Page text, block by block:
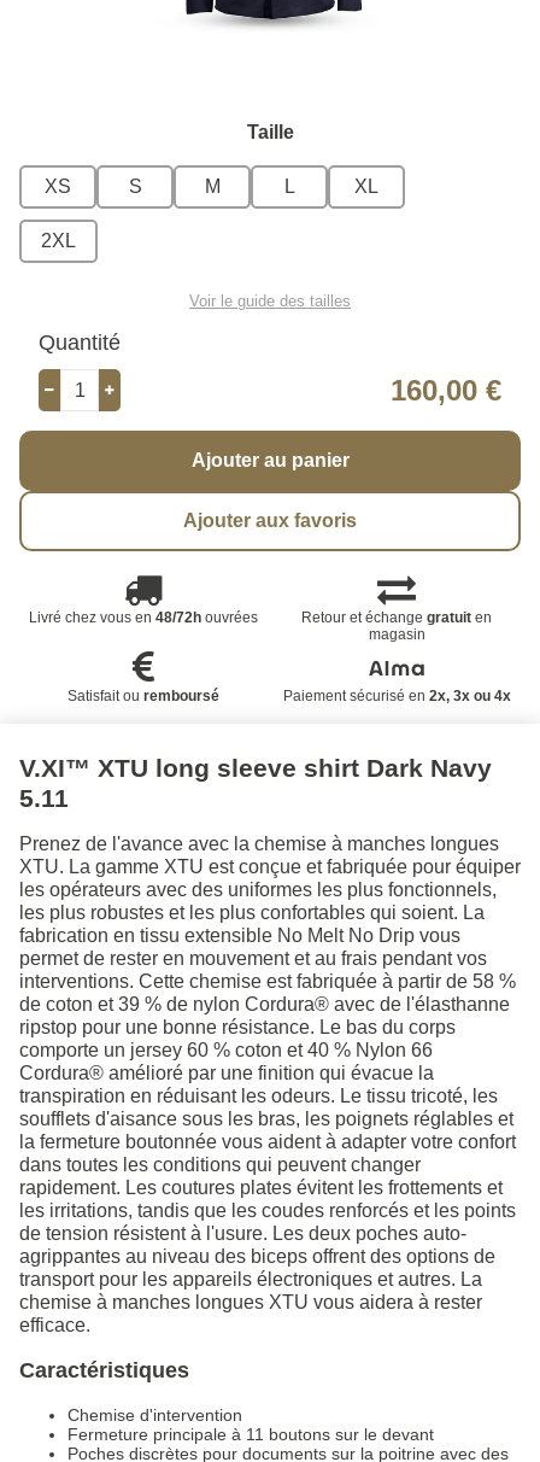
Taille
XS S M L XL
2XL
Voir le guide des tailles
Quantité
160,00 €
Ajouter au panier
Ajouter aux favoris
Livré chez vous en 48/72houvrées Retour et échangegratuit en
magasin
Satisfait ou remboursé Paiement sécurisé en 2x, 3x ou 4x
V.XI™ XTU long sleeve shirt Dark Navy
5.11
Prenez de l'avance avec la chemise à manches longues
XTU. La gamme XTU est conçue et fabriquée pour équiper
les opérateurs avec des uniformes les plus fonctionnels,
les plus robustes et les plus confortables qui soient. La
fabrication en tissu extensible No Melt No Drip vous
permet de rester en mouvement et au frais pendant vos
interventions. Cette chemise est fabriquée à partir de 58 %
de coton et 39 % de nylon Cordura® avec de l'élasthanne
ripstop pour une bonne résistance. Le bas du corps
comporte un jersey 60 % coton et 40 % Nylon 66
Cordura® amélioré par une finition qui évacue la
transpiration en réduisant les odeurs. Le tissu tricoté, les
soufflets d'aisance sous les bras, les poignets réglables et
la fermeture boutonnée vous aident à adapter votre confort
dans toutes les conditions qui peuvent changer
rapidement. Les coutures plates évitent les frottements et
les irritations, tandis que les coudes renforcés et les points
de tension résistent à l'usure. Les deux poches auto-
agrippantes au niveau des biceps offrent des options de
transport pour les appareils électroniques et autres. La
chemise à manches longues XTU vous aidera à rester
efficace.
Caractéristiques
Chemise d'intervention
Fermeture principale à 11 boutons sur le devant
Poches discrètes pour documents sur la poitrine avec des